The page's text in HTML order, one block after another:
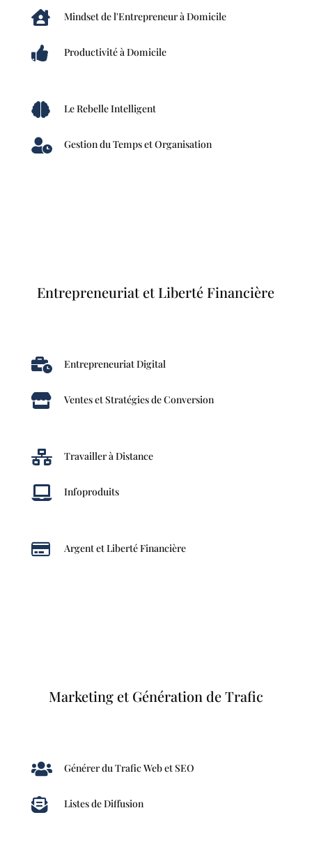
 Mindset de l'Entrepreneur à Domicile
 Productivité à Domicile
 Le Rebelle Intelligent
 Gestion du Temps et Organisation
Entrepreneuriat et Liberté Financière
 Entrepreneuriat Digital
 Ventes et Stratégies de Conversion
 Travailler à Distance
 Infoproduits
 Argent et Liberté Financière
Marketing et Génération de Trafic
 Générer du Trafic Web et SEO
 Listes de Diffusion